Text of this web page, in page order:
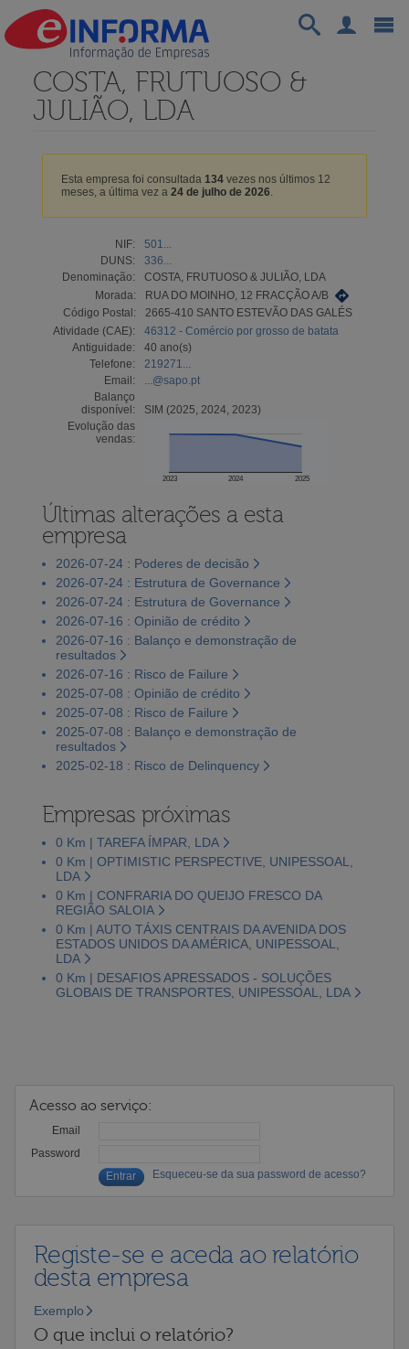
COSTA, FRUTUOSO &
JULIÃO, LDA
Esta empresa foi consultada 134vezes nos últimos 12
meses, a última vez a 24 de julho de 2026.
NIF:
501...
DUNS:
336...
Denominação:
COSTA, FRUTUOSO & JULIÃO, LDA
Morada:
RUA DO MOINHO, 12 FRACÇÃO A/B
Código Postal:
2665-410 SANTO ESTEVÃO DAS GALÉS
Atividade (CAE):
46312 - Comércio por grosso de batata
Antiguidade:
40 ano(s)
Telefone:
219271...
Email:
...@sapo.pt
Balanço
disponível:
SIM (2025, 2024, 2023)
Evolução das
vendas:
2023 2024 2025
Últimas alterações a esta
empresa
2026-07-24 : Poderes de decisão
2026-07-24 : Estrutura de Governance
2026-07-24 : Estrutura de Governance
2026-07-16 : Opinião de crédito
2026-07-16 : Balanço e demonstração de
resultados
2026-07-16 : Risco de Failure
2025-07-08 : Opinião de crédito
2025-07-08 : Risco de Failure
2025-07-08 : Balanço e demonstração de
resultados
2025-02-18 : Risco de Delinquency
Empresas próximas
0 Km | TAREFA ÍMPAR, LDA
0 Km | OPTIMISTIC PERSPECTIVE, UNIPESSOAL,
LDA
0 Km | CONFRARIA DO QUEIJO FRESCO DA
REGIÃO SALOIA
0 Km | AUTO TÁXIS CENTRAIS DA AVENIDA DOS
ESTADOS UNIDOS DA AMÉRICA, UNIPESSOAL,
LDA
0 Km | DESAFIOS APRESSADOS - SOLUÇÕES
GLOBAIS DE TRANSPORTES, UNIPESSOAL, LDA
Acesso ao serviço:
Email
Password
Esqueceu-se da sua password de acesso?
Registe-se e aceda ao relatório
desta empresa
Exemplo
O que inclui o relatório?